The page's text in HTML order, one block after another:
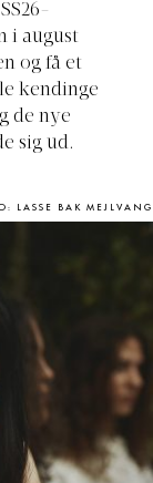
i august
og få et
kendinge
de nye
sig ud.
LASSE BAK MEJLVANG